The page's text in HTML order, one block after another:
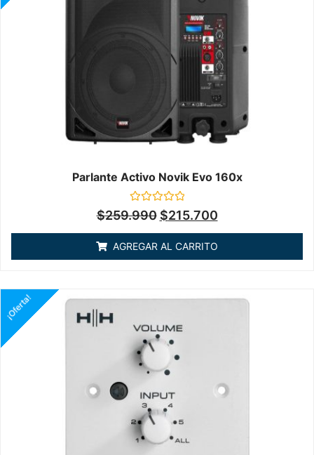
Parlante Activo Novik Evo 160x
Valorado
en
de
5
$259.990 $215.700
AGREGAR AL CARRITO
¡Oferta!